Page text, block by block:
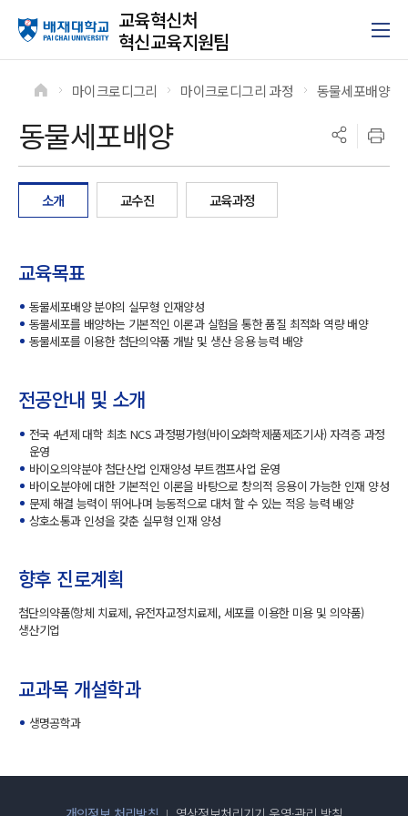
교육혁신처
혁신교육지원팀
동물세포배양
마이크로디그리 마이크로디그리 과정 동물세포배양
소개 교수진 교육과정
교육목표
동물세포배양 분야의 실무형 인재양성
동물세포를 배양하는 기본적인 이론과 실험을 통한 품질 최적화 역량 배양
동물세포를 이용한 첨단의약품 개발 및 생산 응용 능력 배양
전공안내 및 소개
전국 4년제 대학 최초 NCS 과정평가형(바이오화학제품제조기사) 자격증 과정
운영
바이오의약분야 첨단산업 인재양성 부트캠프사업 운영
바이오분야에 대한 기본적인 이론을 바탕으로 창의적 응용이 가능한 인재 양성
문제 해결 능력이 뛰어나며 능동적으로 대처 할 수 있는 적응 능력 배양
상호소통과 인성을 갖춘 실무형 인재 양성
향후 진로계획
첨단의약품(항체 치료제, 유전자교정치료제, 세포를 이용한 미용 및 의약품)
생산기업
교과목 개설학과
생명공학과